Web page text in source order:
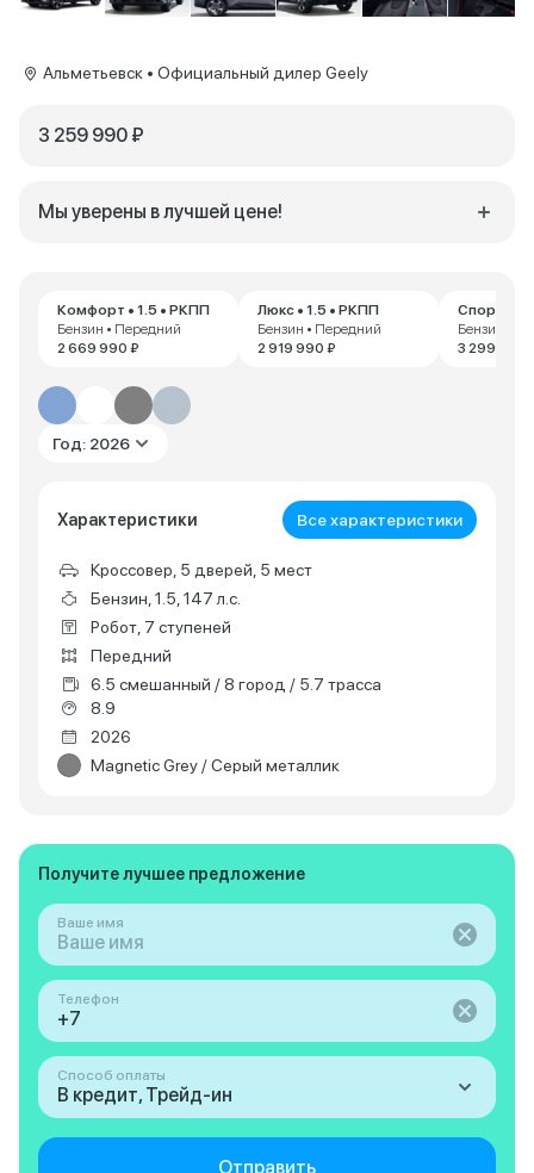
Комфорт • 1.5 • РКПП
Бензин • Передний
2 669 990 ₽
Люкс • 1.5 • РКПП
Бензин • Передний
2 919 990 ₽
Спорт •
Бензин •
3 299 990
Год: 2026
Характеристики Все характеристики
Кроссовер, 5 дверей, 5 мест
Бензин, 1.5, 147 л.с.
Робот, 7 ступеней
Передний
6.5 смешанный / 8 город / 5.7 трасса
8.9
2026
Magnetic Grey / Серый металлик
Альметьевск • Официальный дилер Geely
3 259 990 ₽
Мы уверены в лучшей цене!
Получите лучшее предложение
Ваше имя
Телефон
Способ оплаты
В кредит, Трейд-ин
Отправить